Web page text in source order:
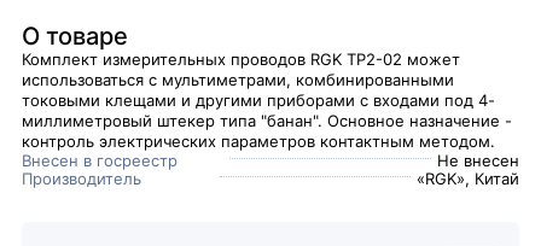
О товаре
Комплект измерительных проводов RGK TP2-02 может
использоваться с мультиметрами, комбинированными
токовыми клещами и другими приборами с входами под 4-
миллиметровый штекер типа "банан". Основное назначение -
контроль электрических параметров контактным методом.
Внесен в госреестр
Не внесен
Производитель
«RGK», Китай